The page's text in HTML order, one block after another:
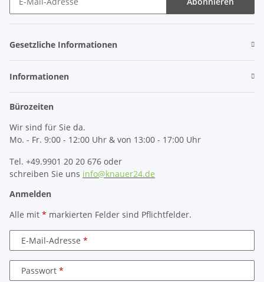
Gesetzliche Informationen
Informationen
Bürozeiten
Wir sind für Sie da.
Mo. - Fr. 9:00 - 12:00 Uhr & von 13:00 - 17:00 Uhr
Tel. +49.9901 20 20 676 oder
schreiben Sie uns info@knauer24.de
Anmelden
Alle mit * markierten Felder sind Pflichtfelder.
E-Mail-Adresse
Passwort